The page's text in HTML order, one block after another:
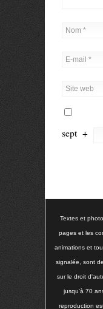
sept +
Textes et
pages et les
animations et
signalée, sont
sur le droit
jusqu'à 70
reproduction